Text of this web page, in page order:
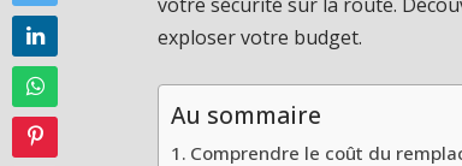
exploser votre budget.
Au sommaire
Comprendre le coût du